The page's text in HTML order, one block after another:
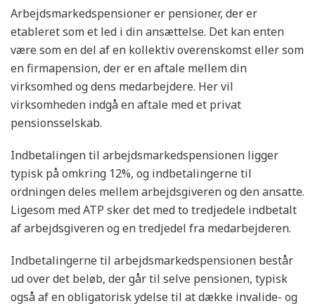
Arbejdsmarkedspensioner er pensioner, der er
etableret som et led i din ansættelse. Det kan enten
være som en del af en kollektiv overenskomst eller som
en firmapension, der er en aftale mellem din
virksomhed og dens medarbejdere. Her vil
virksomheden indgå en aftale med et privat
pensionsselskab.
Indbetalingen til arbejdsmarkedspensionen ligger
typisk på omkring 12%, og indbetalingerne til
ordningen deles mellem arbejdsgiveren og den ansatte.
Ligesom med ATP sker det med to tredjedele indbetalt
af arbejdsgiveren og en tredjedel fra medarbejderen.
Indbetalingerne til arbejdsmarkedspensionen består
ud over det beløb, der går til selve pensionen, typisk
også af en obligatorisk ydelse til at dække invalide- og